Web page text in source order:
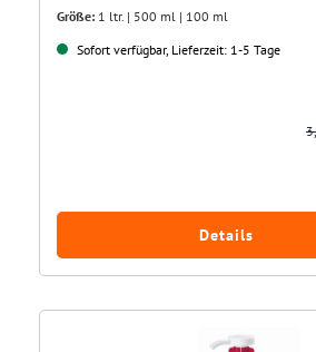
Größe: 1 ltr. | 500 ml | 100 ml
Sofort verfügbar, Lieferzeit: 1-5 Tage
Details